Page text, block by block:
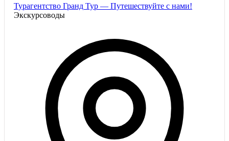
Турагентство Гранд Тур — Путешествуйте с нами!
Экскурсоводы